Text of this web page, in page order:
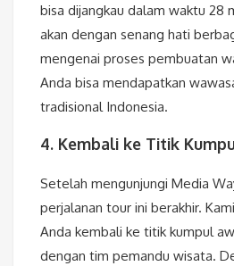
bisa dijangkau dalam waktu 28
akan dengan senang hati
mengenai proses pembuatan
Anda bisa mendapatkan
tradisional Indonesia.
4. Kembali ke Titik
Setelah mengunjungi Media
perjalanan tour ini berakhir.
Anda kembali ke titik kumpul
dengan tim pemandu wisata.